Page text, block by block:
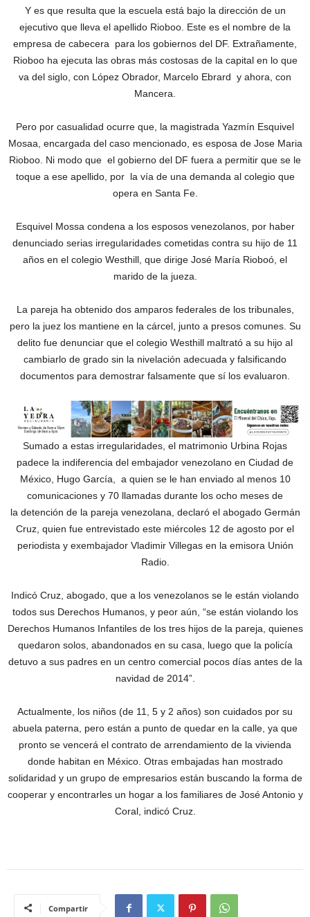
Y es que resulta que la escuela está bajo la dirección de un
ejecutivo que lleva el apellido Rioboo. Este es el nombre de la
empresa de cabecera para los gobiernos del DF. Extrañamente,
Rioboo ha ejecuta las obras más costosas de la capital en lo que
va del siglo, con López Obrador, Marcelo Ebrard y ahora, con
Mancera.
Pero por casualidad ocurre que, la magistrada Yazmín Esquivel
Mosaa, encargada del caso mencionado, es esposa de Jose Maria
Rioboo. Ni modo que el gobierno del DF fuera a permitir que se le
toque a ese apellido, por la vía de una demanda al colegio que
opera en Santa Fe.
Esquivel Mossa condena a los esposos venezolanos, por haber
denunciado serias irregularidades cometidas contra su hijo de 11
años en el colegio Westhill, que dirige José María Rioboó, el
marido de la jueza.
La pareja ha obtenido dos amparos federales de los tribunales,
pero la juez los mantiene en la cárcel, junto a presos comunes. Su
delito fue denunciar que el colegio Westhill maltrató a su hijo al
cambiarlo de grado sin la nivelación adecuada y falsificando
documentos para demostrar falsamente que sí los evaluaron.
Sumado a estas irregularidades, el matrimonio Urbina Rojas
padece la indiferencia del embajador venezolano en Ciudad de
México, Hugo García, a quien se le han enviado al menos 10
comunicaciones y 70 llamadas durante los ocho meses de
la detención de la pareja venezolana, declaró el abogado Germán
Cruz, quien fue entrevistado este miércoles 12 de agosto por el
periodista y exembajador Vladimir Villegas en la emisora Unión
Radio.
Indicó Cruz, abogado, que a los venezolanos se le están violando
todos sus Derechos Humanos, y peor aún, “se están violando los
Derechos Humanos Infantiles de los tres hijos de la pareja, quienes
quedaron solos, abandonados en su casa, luego que la policía
detuvo a sus padres en un centro comercial pocos días antes de la
navidad de 2014”.
Actualmente, los niños (de 11, 5 y 2 años) son cuidados por su
abuela paterna, pero están a punto de quedar en la calle, ya que
pronto se vencerá el contrato de arrendamiento de la vivienda
donde habitan en México. Otras embajadas han mostrado
solidaridad y un grupo de empresarios están buscando la forma de
cooperar y encontrarles un hogar a los familiares de José Antonio y
Coral, indicó Cruz.
Compartir